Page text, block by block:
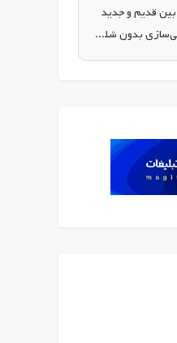
قدیم و جدید
نکته دهم: شخصی‌سازی بدون شلوغی